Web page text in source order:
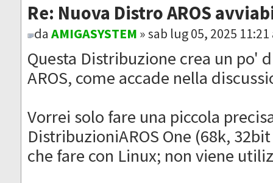
Re: Nuova Distro AROS
daAMIGASYSTEM » sab lug 05, 2025
Questa Distribuzione crea un po'
AROS, come accade nella
Vorrei solo fare una piccola
DistribuzioniAROS One (68k,
che fare con Linux; non viene